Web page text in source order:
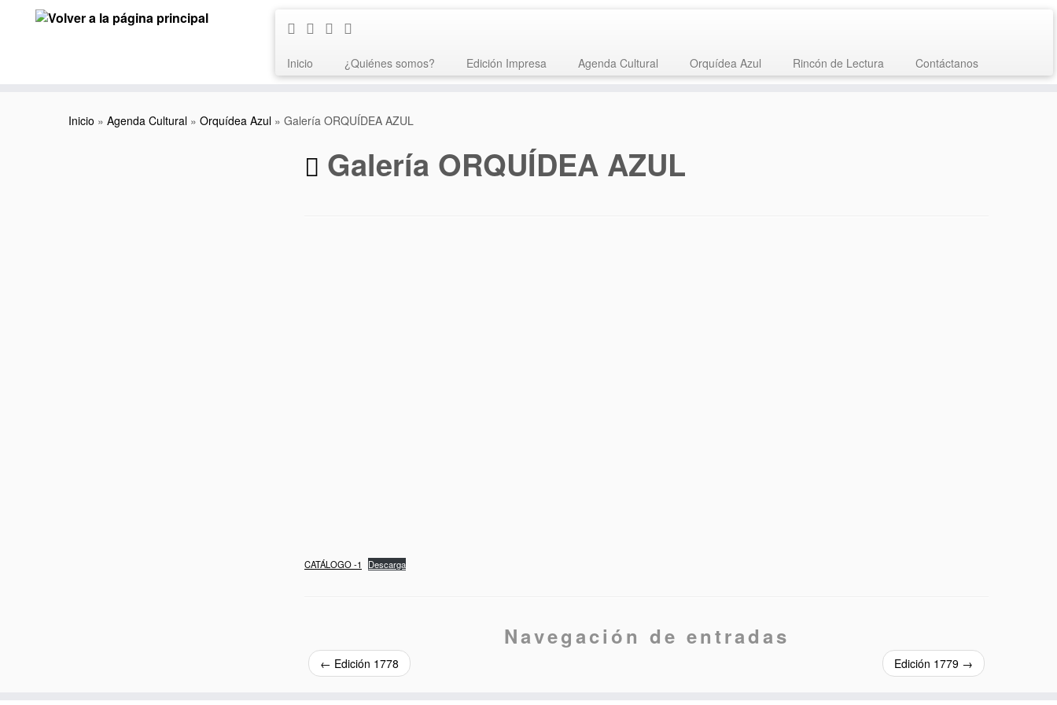
Inicio
¿Quiénes somos? Edición Impresa Agenda Cultural Orquídea Azul Rincón de Lectura Contáctanos
Inicio » Agenda Cultural » Orquídea Azul » Galería ORQUÍDEA AZUL
Galería ORQUÍDEA AZUL
CATÁLOGO -1 Descarga
Navegación de entradas
← Edición 1778 Edición 1779 →